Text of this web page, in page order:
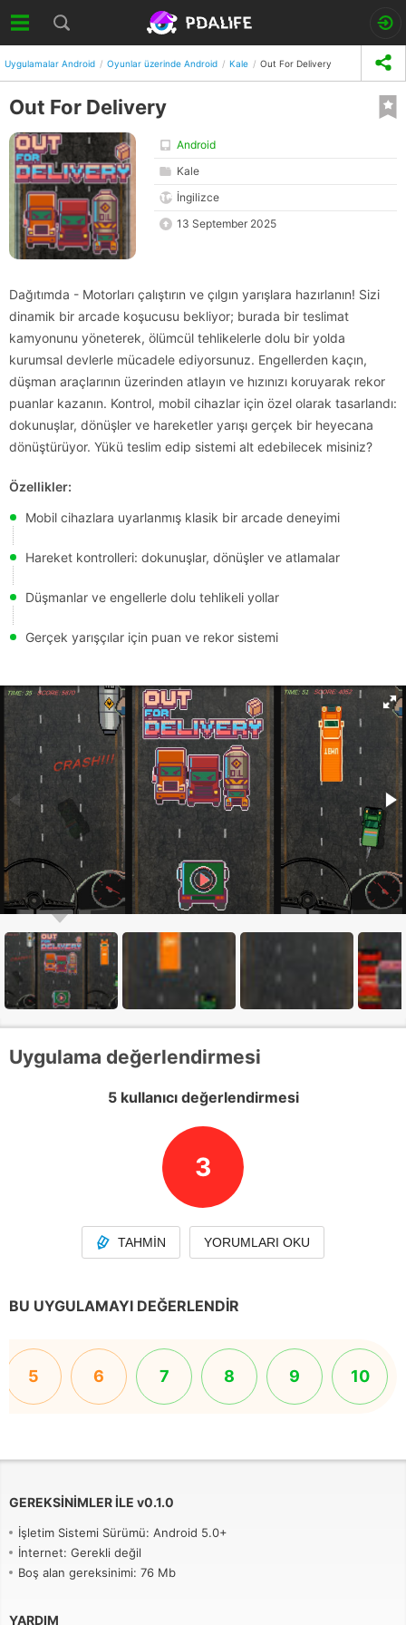
Uygulamalar Android Oyunlar üzerinde Android Kale Out For Delivery
Out For Delivery
Android
Kale
İngilizce
13 September 2025
Dağıtımda - Motorları çalıştırın ve çılgın yarışlara hazırlanın! Sizi
dinamik bir arcade koşucusu bekliyor; burada bir teslimat
kamyonunu yöneterek, ölümcül tehlikelerle dolu bir yolda
kurumsal devlerle mücadele ediyorsunuz. Engellerden kaçın,
düşman araçlarının üzerinden atlayın ve hızınızı koruyarak rekor
puanlar kazanın. Kontrol, mobil cihazlar için özel olarak tasarlandı:
dokunuşlar, dönüşler ve hareketler yarışı gerçek bir heyecana
dönüştürüyor. Yükü teslim edip sistemi alt edebilecek misiniz?
Özellikler:
Mobil cihazlara uyarlanmış klasik bir arcade deneyimi
Hareket kontrolleri: dokunuşlar, dönüşler ve atlamalar
Düşmanlar ve engellerle dolu tehlikeli yollar
Gerçek yarışçılar için puan ve rekor sistemi
Uygulama değerlendirmesi
5 kullanıcı değerlendirmesi
3
TAHMIN YORUMLARI OKU
BU UYGULAMAYI DEĞERLENDIR
5 6 7 8 9 10
GEREKSINIMLER ILE v0.1.0
İşletim Sistemi Sürümü: Android 5.0+
İnternet: Gerekli değil
Boş alan gereksinimi: 76 Mb
YARDIM